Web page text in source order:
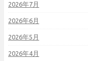
2026年7月
2026年6月
2026年5月
2026年4月